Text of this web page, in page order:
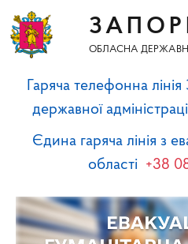
ОБЛАСНА
Гаряча телефонна лінія
державної
Єдина гаряча лінія з
області +38